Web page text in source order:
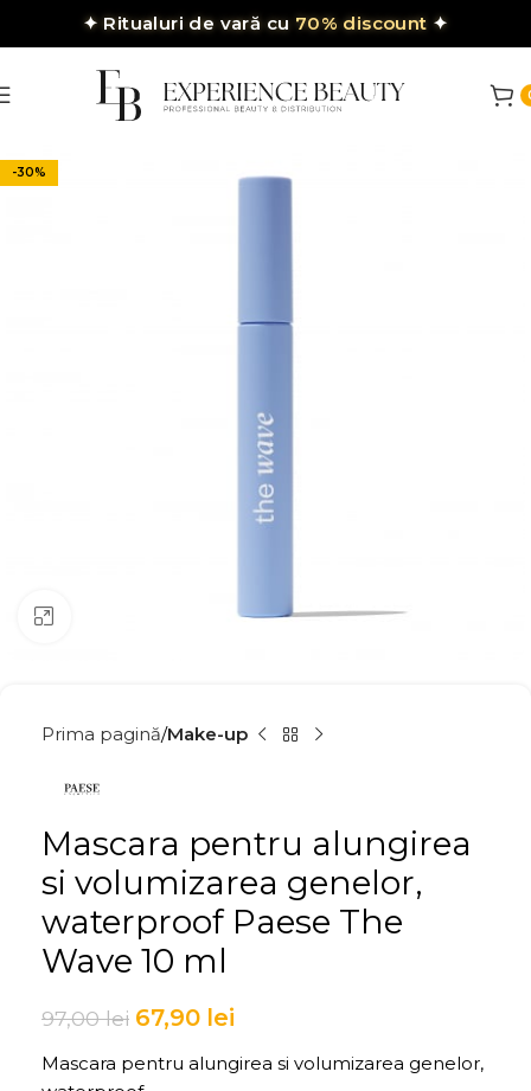
✦ Ritualuri de vară cu 70% discount ✦
-30%
Prima pagină Make-up
Mascara pentru alungirea
si volumizarea genelor,
waterproof Paese The
Wave 10 ml
97,00lei 67,90 lei
Mascara pentru alungirea si volumizarea genelor,